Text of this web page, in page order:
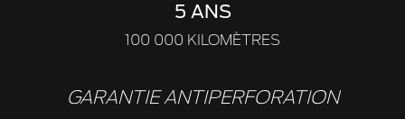
5 ANS
100 000 KILOMÈTRES
GARANTIE ANTIPERFORATION